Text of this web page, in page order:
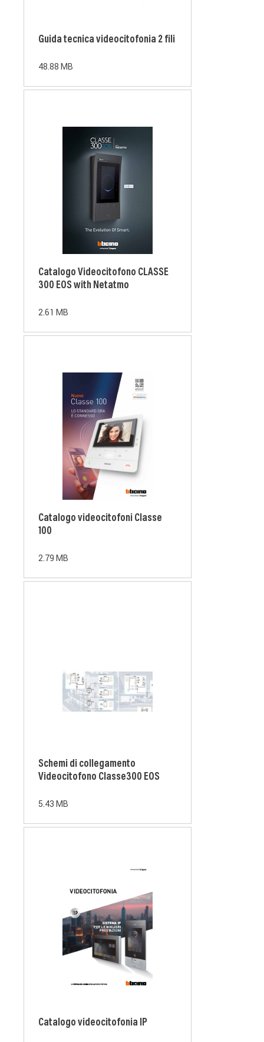
Guida tecnica videocitofonia 2 fili
48.88 MB
Catalogo Videocitofono CLASSE
300 EOS with Netatmo
2.61 MB
Catalogo videocitofoni Classe
100
2.79 MB
Schemi di collegamento
Videocitofono Classe300 EOS
5.43 MB
Catalogo videocitofonia IP